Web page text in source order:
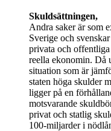
Skuldsättningen,
Andra saker är som
Sverige och
privata och
reella ekonomin. Då
situation som är
staten höga skulder
ligger på en
motsvarande
privat och statlig
100-miljarder i